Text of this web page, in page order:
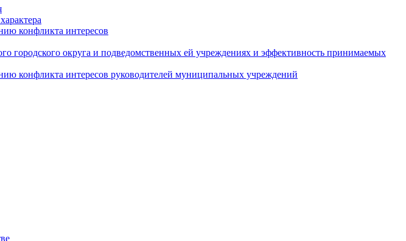
конфликта интересов
городского округа и подведомственных ей учреждениях и эффективность принимаемых
конфликта интересов руководителей муниципальных учреждений